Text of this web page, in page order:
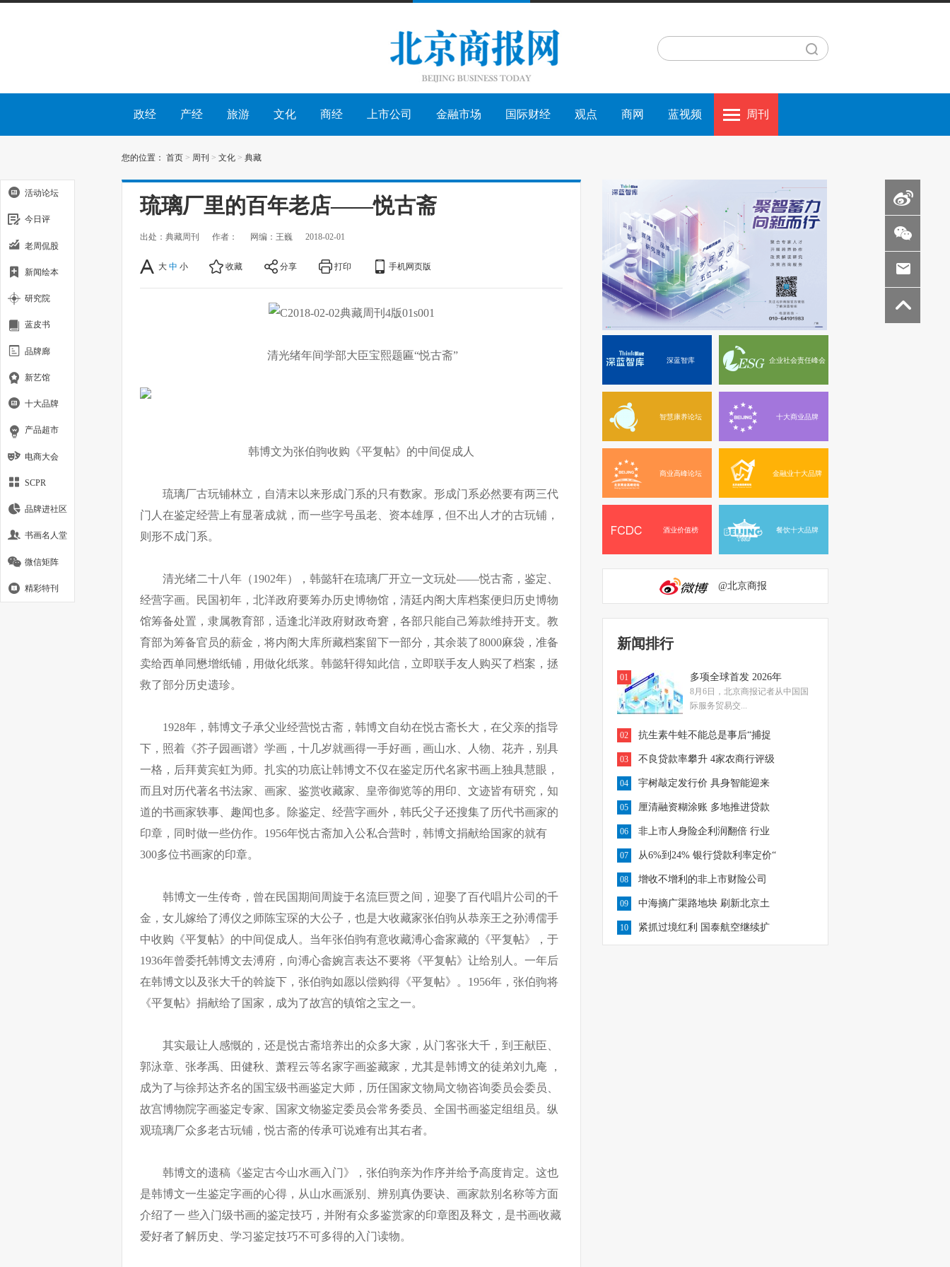
政经 产经 旅游 文化 商经 上市公司 金融市场 国际财经 观点 商网 蓝视频 周刊
您的位置： 首页 > 周刊 > 文化 > 典藏
琉璃厂里的百年老店——悦古斋
出处：典藏周刊 作者： 网编：王巍 2018-02-01
大 中 小 收藏 分享 打印 手机网页版
清光绪年间学部大臣宝熙题匾“悦古斋”
韩博文为张伯驹收购《平复帖》的中间促成人
琉璃厂古玩铺林立，自清末以来形成门系的只有数家。形成门系必然要有两三代
门人在鉴定经营上有显著成就，而一些字号虽老、资本雄厚，但不出人才的古玩铺，
则形不成门系。
清光绪二十八年（1902年），韩懿轩在琉璃厂开立一文玩处——悦古斋，鉴定、
经营字画。民国初年，北洋政府要筹办历史博物馆，清廷内阁大库档案便归历史博物
馆筹备处置，隶属教育部，适逢北洋政府财政奇窘，各部只能自己筹款维持开支。教
育部为筹备官员的薪金，将内阁大库所藏档案留下一部分，其余装了8000麻袋，准备
卖给西单同懋增纸铺，用做化纸浆。韩懿轩得知此信，立即联手友人购买了档案，拯
救了部分历史遗珍。
1928年，韩博文子承父业经营悦古斋，韩博文自幼在悦古斋长大，在父亲的指导
下，照着《芥子园画谱》学画，十几岁就画得一手好画，画山水、人物、花卉，别具
一格，后拜黄宾虹为师。扎实的功底让韩博文不仅在鉴定历代名家书画上独具慧眼，
而且对历代著名书法家、画家、鉴赏收藏家、皇帝御览等的用印、文迹皆有研究，知
道的书画家轶事、趣闻也多。除鉴定、经营字画外，韩氏父子还搜集了历代书画家的
印章，同时做一些仿作。1956年悦古斋加入公私合营时，韩博文捐献给国家的就有
300多位书画家的印章。
韩博文一生传奇，曾在民国期间周旋于名流巨贾之间，迎娶了百代唱片公司的千
金，女儿嫁给了溥仪之师陈宝琛的大公子，也是大收藏家张伯驹从恭亲王之孙溥儒手
中收购《平复帖》的中间促成人。当年张伯驹有意收藏溥心畲家藏的《平复帖》，于
1936年曾委托韩博文去溥府，向溥心畲婉言表达不要将《平复帖》让给别人。一年后
在韩博文以及张大千的斡旋下，张伯驹如愿以偿购得《平复帖》。1956年，张伯驹将
《平复帖》捐献给了国家，成为了故宫的镇馆之宝之一。
其实最让人感慨的，还是悦古斋培养出的众多大家，从门客张大千，到王献臣、
郭泳章、张孝禹、田健秋、萧程云等名家字画鉴藏家，尤其是韩博文的徒弟刘九庵 ，
成为了与徐邦达齐名的国宝级书画鉴定大师，历任国家文物局文物咨询委员会委员、
故宫博物院字画鉴定专家、国家文物鉴定委员会常务委员、全国书画鉴定组组员。纵
观琉璃厂众多老古玩铺，悦古斋的传承可说难有出其右者。
韩博文的遗稿《鉴定古今山水画入门》，张伯驹亲为作序并给予高度肯定。这也
是韩博文一生鉴定字画的心得，从山水画派别、辨别真伪要诀、画家款别名称等方面
介绍了一 些入门级书画的鉴定技巧，并附有众多鉴赏家的印章图及释文，是书画收藏
爱好者了解历史、学习鉴定技巧不可多得的入门读物。
深蓝智库 企业社会责任峰会
智慧康养论坛 十大商业品牌
商业高峰论坛 金融业十大品牌
酒业价值榜 餐饮十大品牌
@北京商报
新闻排行
01 多项全球首发 2026年
8月6日，北京商报记者从中国国
际服务贸易交...
02 抗生素牛蛙不能总是事后“捕捉
03 不良贷款率攀升 4家农商行评级
04 宇树敲定发行价 具身智能迎来
05 厘清融资糊涂账 多地推进贷款
06 非上市人身险企利润翻倍 行业
07 从6%到24% 银行贷款利率定价“
08 增收不增利的非上市财险公司
09 中海摘广渠路地块 刷新北京土
10 紧抓过境红利 国泰航空继续扩
活动论坛
今日评
老周侃股
新闻绘本
研究院
蓝皮书
品牌廊
新艺馆
十大品牌
产品超市
电商大会
SCPR
品牌进社区
书画名人堂
微信矩阵
精彩特刊